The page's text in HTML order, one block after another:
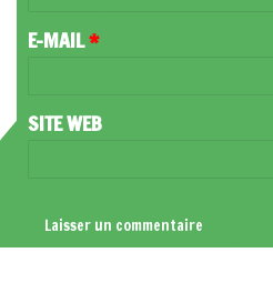
R
E-MAIL*
SITE WEB